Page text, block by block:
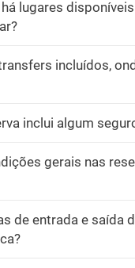
lugares
incluídos,
inclui algum
gerais nas
de entrada e saída